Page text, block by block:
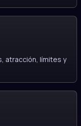
atracción, límites y